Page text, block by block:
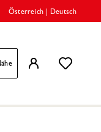
Österreich Deutsch